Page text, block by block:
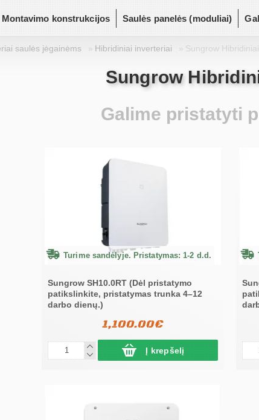
Montavimo konstrukcijos Saulės panelės (moduliai)
saulės jėgainėms Hibridiniai inverteriai Sungrow
Sungrow
Galime pristatyti
Turime sandėlyje. Pristatymas: 1-2 d.d.
Sungrow SH10.0RT (Dėl pristatymo
patikslinkite, pristatymas trunka 4–12
darbo dienų.)
1,100.00€
Į krepšelį